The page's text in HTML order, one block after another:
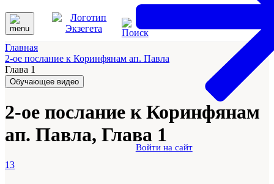
Войти на сайт
Главная
2-ое послание к Коринфянам ап. Павла
Глава 1
Обучающее видео
2-ое послание к Коринфянам
ап. Павла, Глава 1
13